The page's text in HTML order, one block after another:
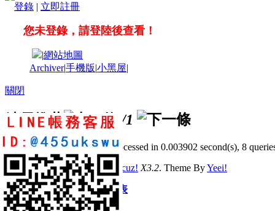
登錄 | 立即註冊
您未登錄，請登陸後查看！
|網站地圖
Archiver|手機版|小黑屋|
關閉
站長推薦 /1
GMT+8, 2026-8-7 01:58, Processed in 0.003902 second(s), 8
© 2001-2011 Powered byDiscuz! X3.2. Theme ByYeei!
快速回復 返回頂部 返回列表